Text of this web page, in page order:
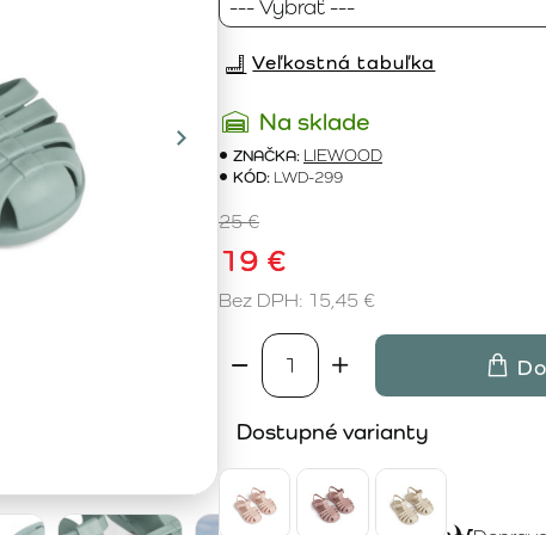
Na sklade
ZNAČKA: LIEWOOD
KÓD: LWD-299
19 €
25 €
Bez DPH: 15,45 €
Veľkostná tabuľka
Dostupné varianty